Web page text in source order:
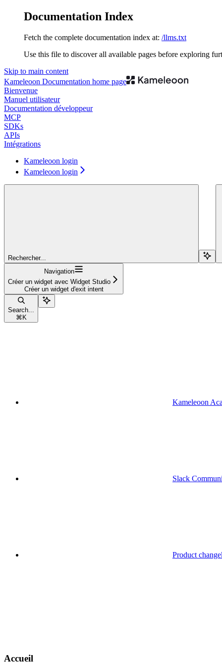
Documentation Index
Fetch the complete documentation index at: /llms.txt
Use this file to discover all available pages before exploring
Skip to main content
Kameleoon Documentation home page
Bienvenue
Manuel utilisateur
Documentation développeur
MCP
SDKs
APIs
Intégrations
Kameleoon login
Kameleoon login
Rechercher...
Navigation
Créer un widget avec Widget Studio
Créer un widget d'exit intent
Search...
⌘ K
Kameleoon
Slack
Product
Accueil